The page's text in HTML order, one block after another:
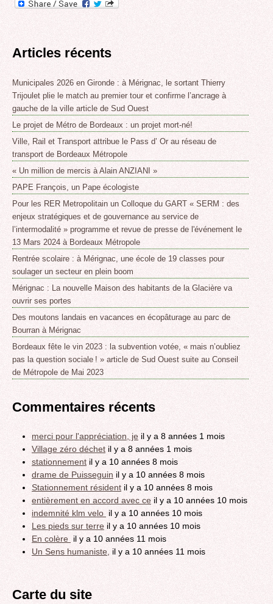
Articles récents
Municipales 2026 en Gironde : à Mérignac, le sortant Thierry
Trijoulet plie le match au premier tour et confirme l’ancrage à
gauche de la ville article de Sud Ouest
Le projet de Métro de Bordeaux : un projet mort-né!
Ville, Rail et Transport attribue le Pass d’ Or au réseau de
transport de Bordeaux Métropole
« Un million de mercis à Alain ANZIANI »
PAPE François, un Pape écologiste
Pour les RER Metropolitain un Colloque du GART « SERM : des
enjeux stratégiques et de gouvernance au service de
l’intermodalité » programme et revue de presse de l'événement le
13 Mars 2024 à Bordeaux Métropole
Rentrée scolaire : à Mérignac, une école de 19 classes pour
soulager un secteur en plein boom
Mérignac : La nouvelle Maison des habitants de la Glacière va
ouvrir ses portes
Des moutons landais en vacances en écopâturage au parc de
Bourran à Mérignac
Bordeaux fête le vin 2023 : la subvention votée, « mais n’oubliez
pas la question sociale ! » article de Sud Ouest suite au Conseil
de Métropole de Mai 2023
Commentaires récents
merci pour l'appréciation, je il y a 8 années 1 mois
Village zéro déchet il y a 8 années 1 mois
stationnement il y a 10 années 8 mois
drame de Puisseguin il y a 10 années 8 mois
Stationnement résident il y a 10 années 8 mois
entièrement en accord avec ce il y a 10 années 10 mois
indemnité klm velo il y a 10 années 10 mois
Les pieds sur terre il y a 10 années 10 mois
En colère il y a 10 années 11 mois
Un Sens humaniste, il y a 10 années 11 mois
Carte du site